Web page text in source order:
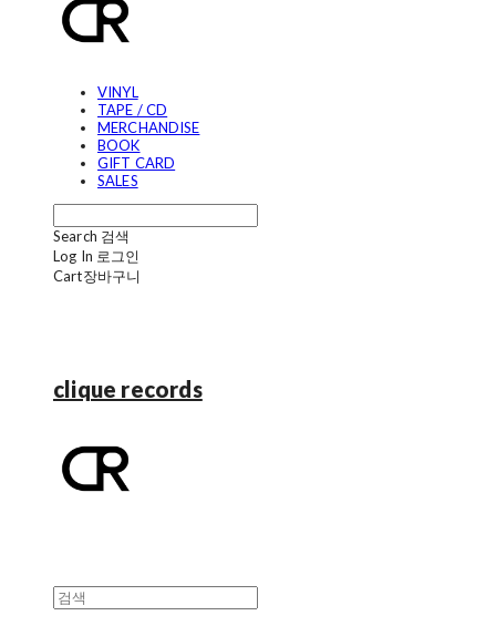
VINYL
TAPE / CD
MERCHANDISE
BOOK
GIFT CARD
SALES
Search 검색
Log In 로그인
Cart장바구니
clique records